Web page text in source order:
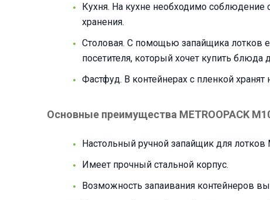
Кухня. На кухне необходимо
хранения.
Столовая. С помощью запайщика лотков
посетителя, который хочет купить блюда
Фастфуд. В контейнерах с пленкой
Основные преимущества METROOPACK
Настольный ручной запайщик для
Имеет прочный стальной корпус.
Возможность запаивания контейнеров